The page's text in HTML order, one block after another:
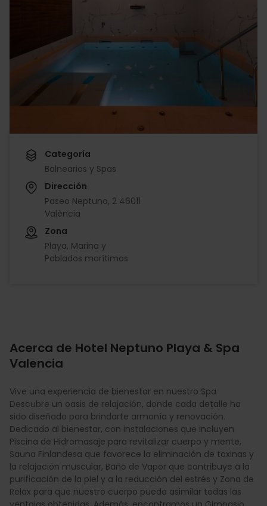
Categoría
Balnearios y Spas
Dirección
Paseo Neptuno, 2 46011
València
Zona
Playa, Marina y
Poblados marítimos
Acerca de Hotel Neptuno Playa & Spa
Valencia
Vive una experiencia de bienestar en nuestro Spa
Descubre un oasis de relajación, donde cada detalle ha
sido diseñado para brindarte armonía y renovación.
Dedicado al bienestar, con instalaciones que incluyen
Piscina de Hidromasaje para revitalizar cuerpo y mente,
Sauna Finlandesa que favorece la eliminación de toxinas y
la relajación muscular, Baño de Vapor que contribuye a la
purificación de la piel y a la reducción del estrés y Zona de
Relax para que nuestro cuerpo pueda asimilar todas las